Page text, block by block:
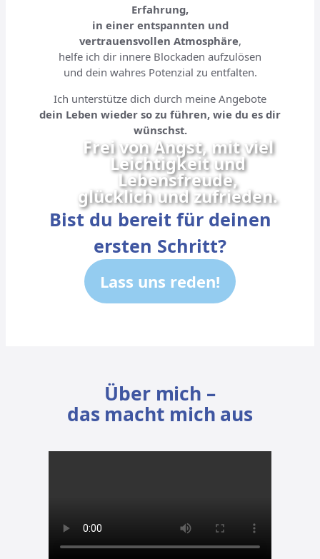
Erfahrung,
in einer entspannten und
vertrauensvollen Atmosphäre,
helfe ich dir innere Blockaden aufzulösen
und dein wahres Potenzial zu entfalten.
Ich unterstütze dich durch meine Angebote
dein Leben wieder so zu führen, wie du es dir
wünschst.
Frei von Angst, mit viel
Leichtigkeit und
Lebensfreude,
glücklich und zufrieden.
Bist du bereit für deinen
ersten Schritt?
Lass uns reden!
Über mich –
das macht mich aus